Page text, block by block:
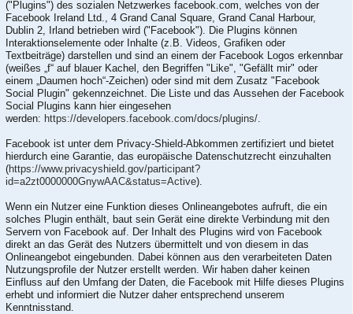
("Plugins") des sozialen Netzwerkes facebook.com, welches von der
Facebook Ireland Ltd., 4 Grand Canal Square, Grand Canal Harbour,
Dublin 2, Irland betrieben wird ("Facebook"). Die Plugins können
Interaktionselemente oder Inhalte (z.B. Videos, Grafiken oder
Textbeiträge) darstellen und sind an einem der Facebook Logos erkennbar
(weißes „f“ auf blauer Kachel, den Begriffen "Like", "Gefällt mir" oder
einem „Daumen hoch“-Zeichen) oder sind mit dem Zusatz "Facebook
Social Plugin" gekennzeichnet. Die Liste und das Aussehen der Facebook
Social Plugins kann hier eingesehen
werden: https://developers.facebook.com/docs/plugins/
Facebook ist unter dem Privacy-Shield-Abkommen zertifiziert und bietet
hierdurch eine Garantie, das europäische Datenschutzrecht einzuhalten
(https://www.privacyshield.gov/participant?
id=a2zt0000000GnywAAC&status=Active).
Wenn ein Nutzer eine Funktion dieses Onlineangebotes aufruft, die ein
solches Plugin enthält, baut sein Gerät eine direkte Verbindung mit den
Servern von Facebook auf. Der Inhalt des Plugins wird von Facebook
direkt an das Gerät des Nutzers übermittelt und von diesem in das
Onlineangebot eingebunden. Dabei können aus den verarbeiteten Daten
Nutzungsprofile der Nutzer erstellt werden. Wir haben daher keinen
Einfluss auf den Umfang der Daten, die Facebook mit Hilfe dieses Plugins
erhebt und informiert die Nutzer daher entsprechend unserem
Kenntnisstand.